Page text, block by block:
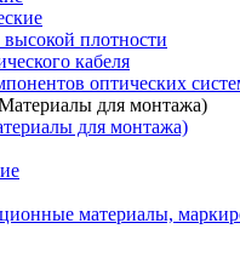
плотности
кабеля
оптических
для монтажа)
материалы,